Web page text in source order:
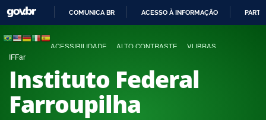
COMUNICA BR ACESSO À INFORMAÇÃO
ACESSIBILIDADE ALTO CONTRASTE VLIBRAS
IFFar
Instituto Federal
Farroupilha